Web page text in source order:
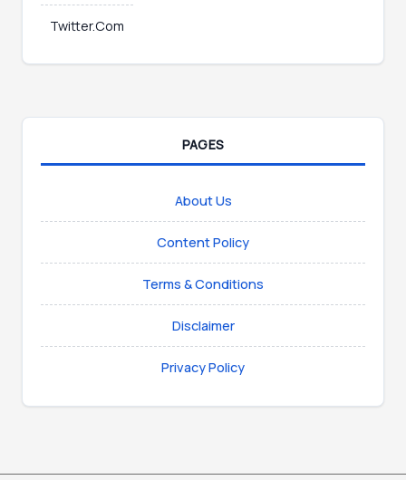
Twitter.Com
PAGES
About Us
Content Policy
Terms & Conditions
Disclaimer
Privacy Policy